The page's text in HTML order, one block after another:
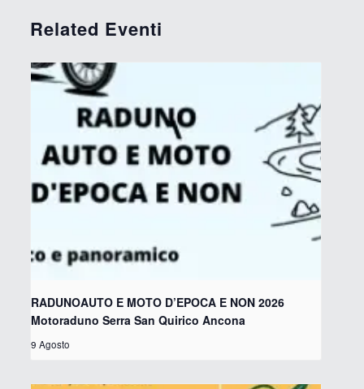
Related Eventi
RADUNOAUTO E MOTO D’EPOCA E NON 2026
Motoraduno Serra San Quirico Ancona
9 Agosto